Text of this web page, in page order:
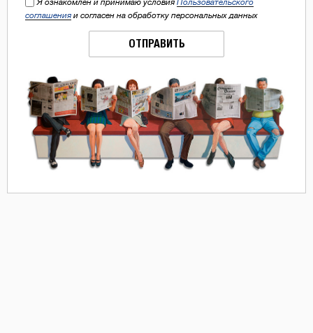
Я ознакомлен и принимаю условия Пользовательского
соглашения и согласен на обработку персональных данных
ОТПРАВИТЬ